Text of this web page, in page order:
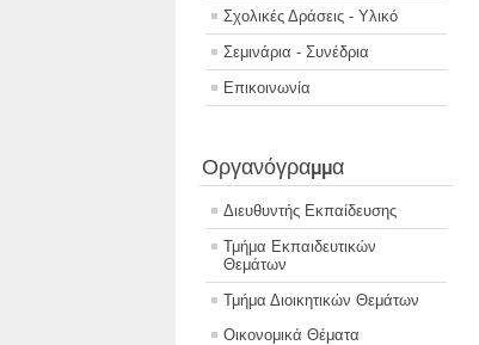
Σχολικές Δράσεις - Υλικό
Σεμινάρια - Συνέδρια
Επικοινωνία
Οργανόγραμμα
Διευθυντής Εκπαίδευσης
Τμήμα Εκπαιδευτικών
Θεμάτων
Τμήμα Διοικητικών Θεμάτων
Οικονομικά Θέματα